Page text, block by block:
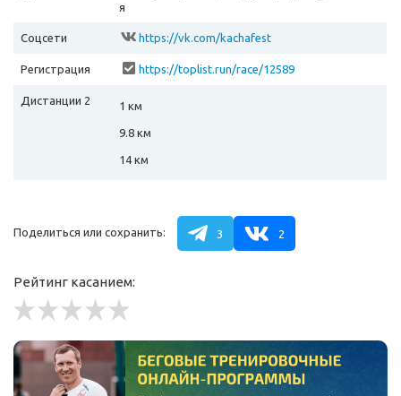
я
Соцсети https://vk.com/kachafest
Регистрация https://toplist.run/race/12589
Дистанции 2 1 км
9.8 км
14 км
Поделиться или сохранить: 3 2
Рейтинг касанием: